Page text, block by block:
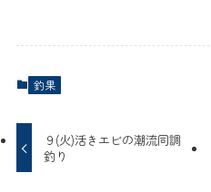
釣果
９(火)活きエビの潮流同調
釣り